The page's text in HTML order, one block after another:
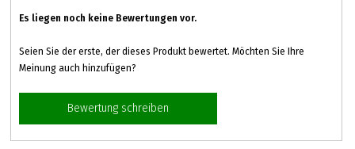
Es liegen noch keine Bewertungen vor.
Seien Sie der erste, der dieses Produkt bewertet. Möchten Sie Ihre
Meinung auch hinzufügen?
Bewertung schreiben